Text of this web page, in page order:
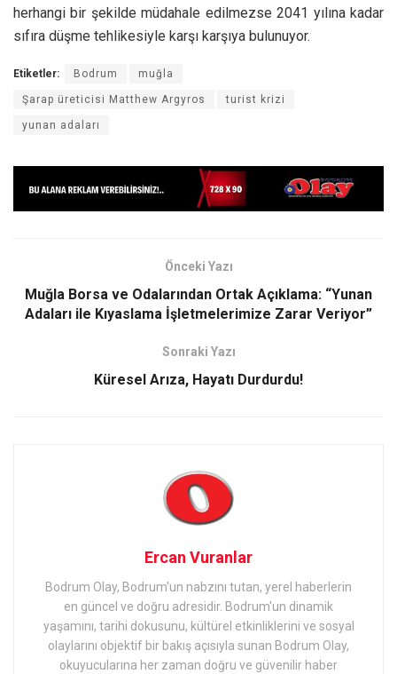
herhangi bir şekilde müdahale edilmezse 2041 yılına kadar
sıfıra düşme tehlikesiyle karşı karşıya bulunuyor.
Etiketler: Bodrum muğla
Şarap üreticisi Matthew Argyros turist krizi
yunan adaları
Önceki Yazı
Muğla Borsa ve Odalarından Ortak Açıklama: “Yunan
Adaları ile Kıyaslama İşletmelerimize Zarar Veriyor”
Sonraki Yazı
Küresel Arıza, Hayatı Durdurdu!
Ercan Vuranlar
Bodrum Olay, Bodrum'un nabzını tutan, yerel haberlerin
en güncel ve doğru adresidir. Bodrum'un dinamik
yaşamını, tarihi dokusunu, kültürel etkinliklerini ve sosyal
olaylarını objektif bir bakış açısıyla sunan Bodrum Olay,
okuyucularına her zaman doğru ve güvenilir haber